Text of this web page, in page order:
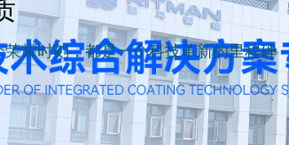
荣耀时刻，都是一个科技革新的里程碑